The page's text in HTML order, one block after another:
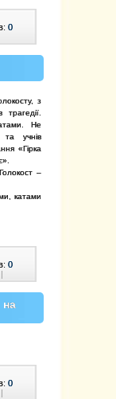
0
з
Не
та учнів
«Гірка
–
катами
0
|
на
0
|